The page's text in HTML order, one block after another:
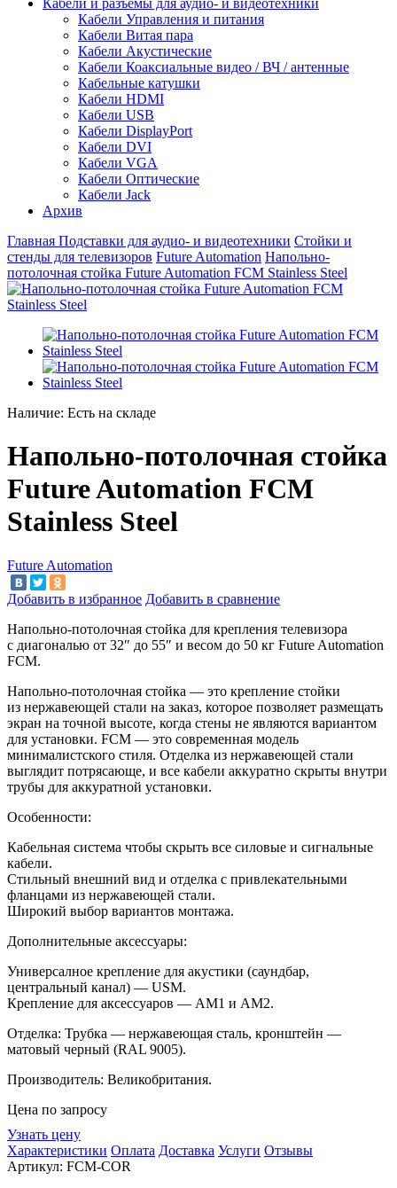
Кабели Управления и питания
Кабели Витая пара
Кабели Акустические
Кабели Коаксиальные видео / ВЧ / антенные
Кабельные катушки
Кабели HDMI
Кабели USB
Кабели DisplayPort
Кабели DVI
Кабели VGA
Кабели Оптические
Кабели Jack
Архив
Главная Подставки для аудио- и видеотехники Стойки и
стенды для телевизоров Future Automation Напольно-
потолочная стойка Future Automation FCM Stainless Steel
Наличие: Есть на складе
Напольно-потолочная стойка
Future Automation FCM
Stainless Steel
Future Automation
Добавить в избранное Добавить в сравнение
Напольно-потолочная стойка для крепления телевизора
с диагональю от 32″ до 55″ и весом до 50 кг Future Automation
FCM.
Напольно-потолочная стойка — это крепление стойки
из нержавеющей стали на заказ, которое позволяет размещать
экран на точной высоте, когда стены не являются вариантом
для установки. FCM — это современная модель
минималистского стиля. Отделка из нержавеющей стали
выглядит потрясающе, и все кабели аккуратно скрыты внутри
трубы для аккуратной установки.
Особенности:
Кабельная система чтобы скрыть все силовые и сигнальные
кабели.
Стильный внешний вид и отделка с привлекательными
фланцами из нержавеющей стали.
Широкий выбор вариантов монтажа.
Дополнительные аксессуары:
Универсалное крепление для акустики (саундбар,
центральный канал) — USM.
Крепление для аксессуаров — AM1 и AM2.
Отделка: Трубка — нержавеющая сталь, кронштейн —
матовый черный (RAL 9005).
Производитель: Великобритания.
Цена по запросу
Узнать цену
Характеристики Оплата Доставка Услуги Отзывы
Артикул: FCM-COR